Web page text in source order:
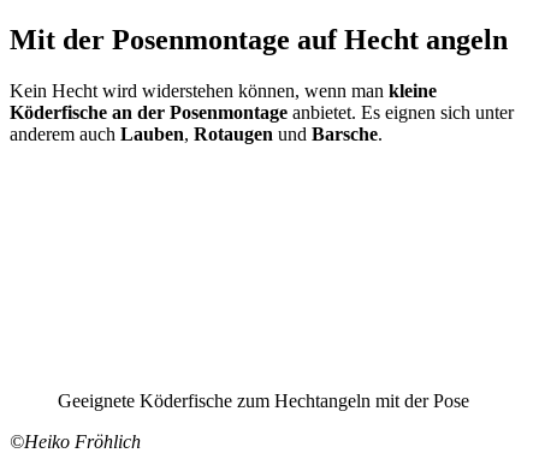
Mit der Posenmontage auf Hecht angeln
Kein Hecht wird widerstehen können, wenn man kleine
Köderfische an der Posenmontage anbietet. Es eignen sich unter
anderem auch Lauben, Rotaugen und Barsche.
Geeignete Köderfische zum Hechtangeln mit der Pose
©Heiko Fröhlich